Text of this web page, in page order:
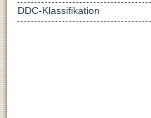
DDC-Klassifikation